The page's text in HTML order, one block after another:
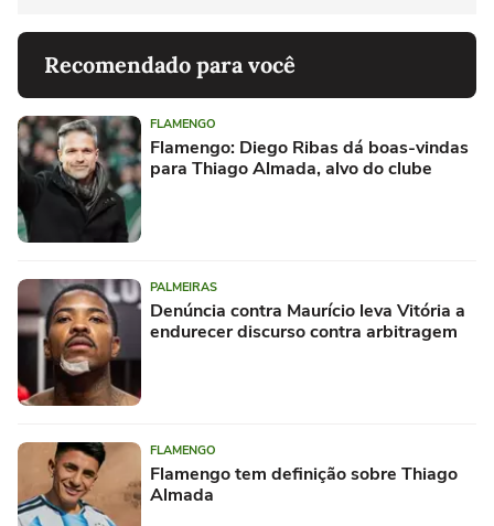
Recomendado para você
FLAMENGO
Flamengo: Diego Ribas dá boas-vindas
para Thiago Almada, alvo do clube
PALMEIRAS
Denúncia contra Maurício leva Vitória a
endurecer discurso contra arbitragem
FLAMENGO
Flamengo tem definição sobre Thiago
Almada